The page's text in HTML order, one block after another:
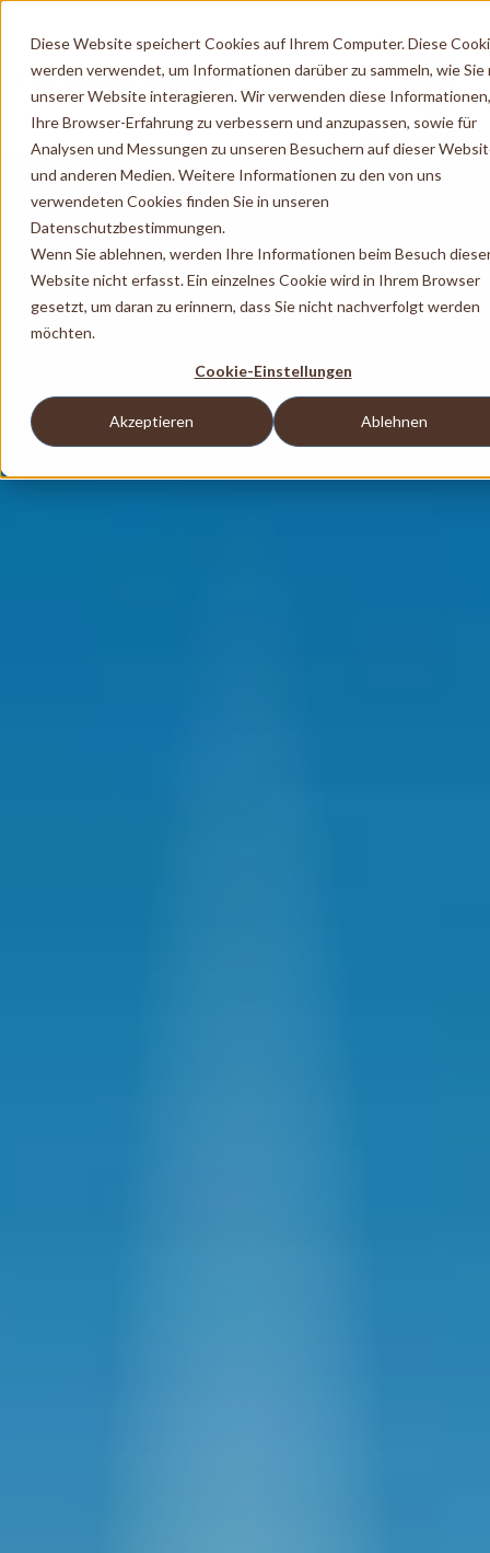
Diese Website speichert Cookies auf Ihrem Computer. Diese
werden verwendet, um Informationen darüber zu sammeln, wie Sie
unserer Website interagieren. Wir verwenden diese
Ihre Browser-Erfahrung zu verbessern und anzupassen, sowie für
Analysen und Messungen zu unseren Besuchern auf dieser
und anderen Medien. Weitere Informationen zu den von uns
verwendeten Cookies finden Sie in unseren
Datenschutzbestimmungen.
Wenn Sie ablehnen, werden Ihre Informationen beim Besuch
Website nicht erfasst. Ein einzelnes Cookie wird in Ihrem Browser
gesetzt, um daran zu erinnern, dass Sie nicht nachverfolgt werden
möchten.
Cookie-Einstellungen
Akzeptieren Ablehnen